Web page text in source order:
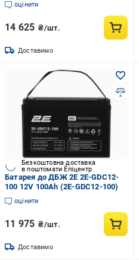
оцінити
14 625 ₴/шт.
Доставимо
Безкоштовна доставка
в поштомати Епіцентр
Батарея до ДБЖ 2E 2E-GDC12-
100 12V 100Ah (2E-GDC12-100)
оцінити
11 975 ₴/шт.
Доставимо